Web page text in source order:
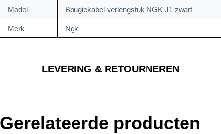
LEVERING & RETOURNEREN
Model Bougiekabel-verlengstuk NGK J1 zwart
Merk Ngk
Gerelateerde producten